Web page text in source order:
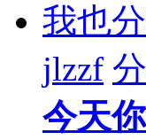
我也
jlzzf
今天